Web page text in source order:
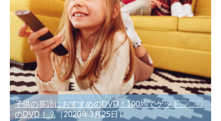
子供の英語におすすめのDVD！100均でゲット〇〇〇
のDVD！？（2020年3月25日）